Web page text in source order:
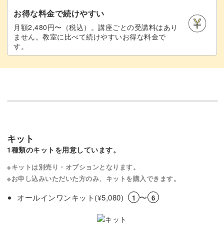
お得な料金で続けやすい
月額2,480円〜（税込）。講座ごとの受講料はあり
ません。教室に比べて続けやすいお得な料金で
す。
キット
1種類のキットを用意しています。
※キットは別売り・オプションとなります。
※お申し込みいただいた方のみ、キットを購入できます。
オールインワンキット(¥5,080) 1 〜 6